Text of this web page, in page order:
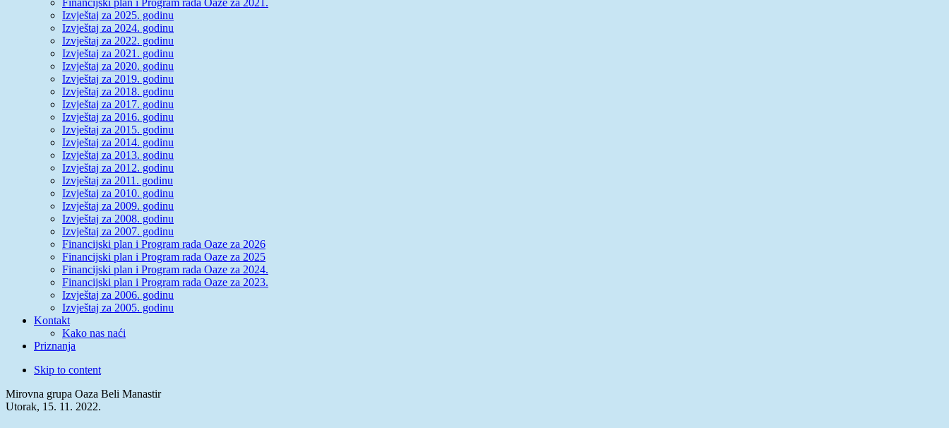
Izvještaj za 2025. godinu
Izvještaj za 2024. godinu
Izvještaj za 2022. godinu
Izvještaj za 2021. godinu
Izvještaj za 2020. godinu
Izvještaj za 2019. godinu
Izvještaj za 2018. godinu
Izvještaj za 2017. godinu
Izvještaj za 2016. godinu
Izvještaj za 2015. godinu
Izvještaj za 2014. godinu
Izvještaj za 2013. godinu
Izvještaj za 2012. godinu
Izvještaj za 2011. godinu
Izvještaj za 2010. godinu
Izvještaj za 2009. godinu
Izvještaj za 2008. godinu
Izvještaj za 2007. godinu
Financijski plan i Program rada Oaze za 2026
Financijski plan i Program rada Oaze za 2025
Financijski plan i Program rada Oaze za 2024.
Financijski plan i Program rada Oaze za 2023.
Izvještaj za 2006. godinu
Izvještaj za 2005. godinu
Kontakt
Kako nas naći
Priznanja
Skip to content
Mirovna grupa Oaza Beli Manastir
Utorak, 15. 11. 2022.